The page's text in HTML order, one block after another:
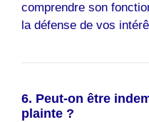
comprendre son
la défense de vos
6. Peut-on être
plainte ?